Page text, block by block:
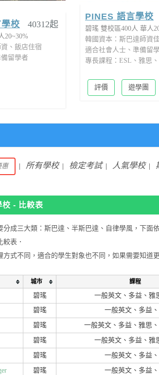
校 40312起
20~30%
、飯店住宿
留學者
PINES 語言學校
碧瑤 雙校區400人 華人
韓國資本：斯巴達師資
適合社會人士、準備留
專長課程：ESL、雅思
評價 遊學團
惠 所有學校 檢定考試 人氣學校
校 - 比較表
分成三大類：斯巴達、半斯巴達、自律學風，下面
表．
方式不同，適合的學生對象也不同，如果需要知道
城市 課程
碧瑤 一般英文、多益、雅
碧瑤 一般英文、多益
碧瑤 一般英文、多益、雅思
碧瑤 一般英文、多益、雅
碧瑤 一般英文、多益
碧瑤 一般英文、多益